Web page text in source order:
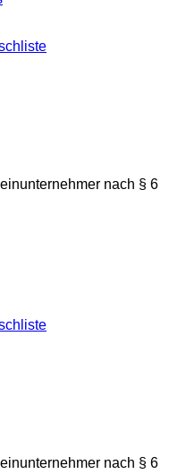
nach § 6
nach § 6